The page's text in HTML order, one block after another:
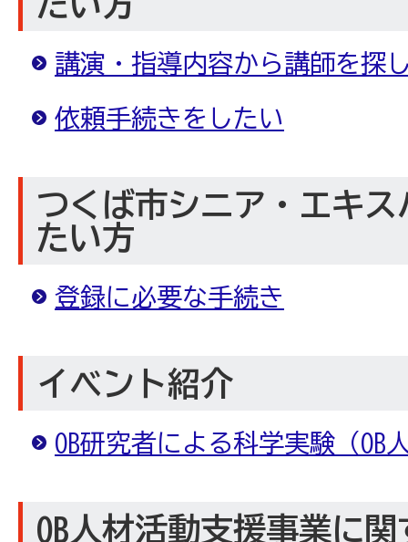
講演・指導内容から講師を探
依頼手続きをしたい
つくば市シニア・エキ
たい方
登録に必要な手続き
イベント紹介
OB研究者による科学実験（OB
OB人材活動支援事業に